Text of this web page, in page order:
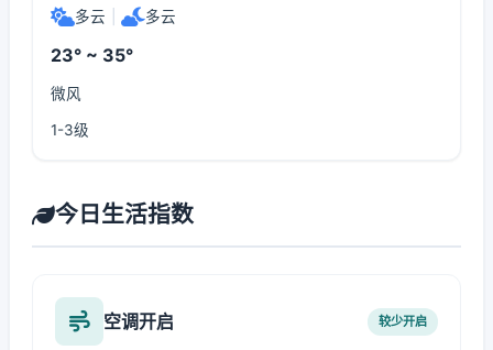
多云 多云
23° ~ 35°
微风
1-3级
今日生活指数
空调开启 较少开启